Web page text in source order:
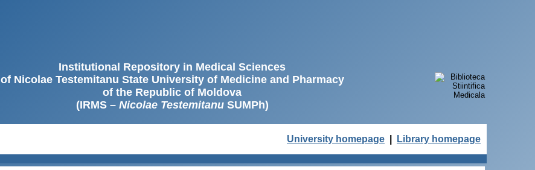
Institutional Repository in Medical Sciences
of Nicolae Testemitanu State University of Medicine and Pharmacy
of the Republic of Moldova
(IRMS – Nicolae TestemitanuSUMPh)
University homepage Library homepage